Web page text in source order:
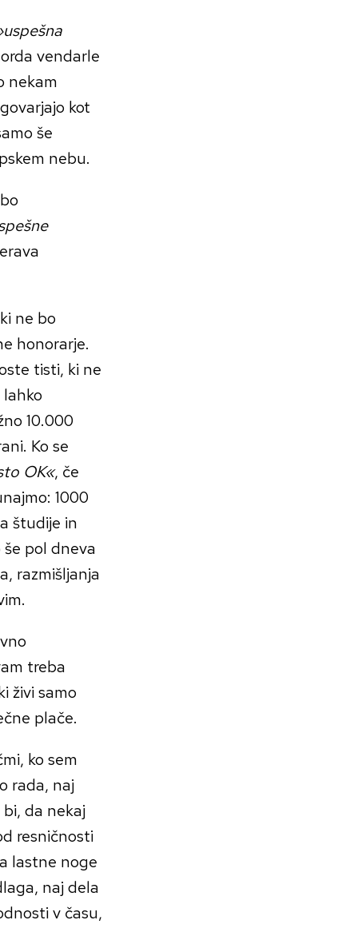
vendarle
nekam
kot
še
nebu.
ne bo
honorarje.
tisti, ki ne
10.000
Ko se
OK«, če
1000
študije in
pol dneva
razmišljanja
treba
živi samo
plače.
ko sem
rada, naj
da nekaj
resničnosti
lastne noge
naj dela
v času,